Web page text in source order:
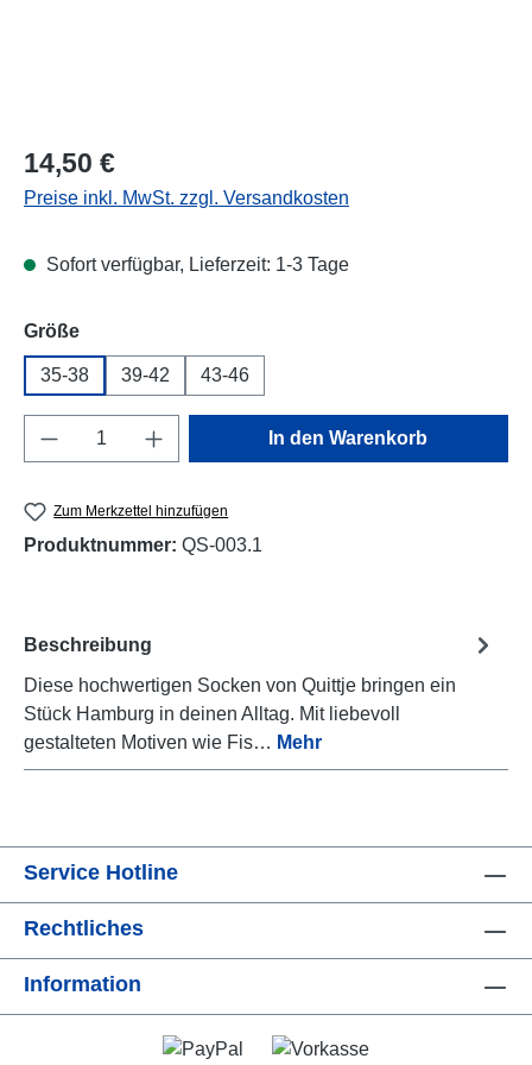
Regulärer Preis:
14,50 €
Preise inkl. MwSt. zzgl. Versandkosten
Sofort verfügbar, Lieferzeit: 1-3 Tage
Größeauswählen
35-38 39-42 43-46
Produkt Anzahl: Gib den gewünschten
In den Warenkorb
Zum Merkzettel hinzufügen
Produktnummer: QS-003.1
Beschreibung
Diese hochwertigen Socken von Quittje bringen ein
Stück Hamburg in deinen Alltag. Mit liebevoll
gestalteten Motiven wie Fis… Mehr
Service Hotline
Rechtliches
Information